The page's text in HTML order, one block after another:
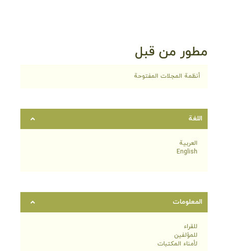
مطور من قبل
أنظمة المجلات المفتوحة
اللغة
العربية
English
المعلومات
للقراء
للمؤلفين
لأمناء المكتبات